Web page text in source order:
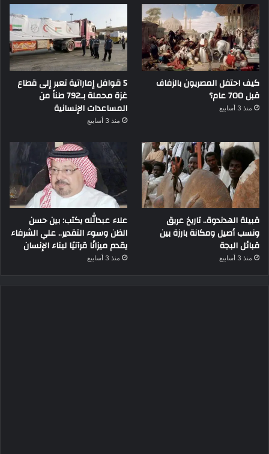
كيف احتفل المصريون بالزفاف
قبل 700 عام؟
منذ 3 أسابيع
5 قوافل إماراتية تعبر إلى قطاع
غزة محملة بـ792 طناً من
المساعدات الإنسانية
منذ 3 أسابيع
قبيلة الهدندوة.. تاريخ عريق
ونسب أصيل ومكانة بارزة بين
قبائل البجة
منذ 3 أسابيع
علاء عبدالله يكتب: بين حسن
الظن وسوء التقدير.. علي الشرفاء
يقدم ميزانًا قرآنيًا لبناء الإنسان
منذ 3 أسابيع